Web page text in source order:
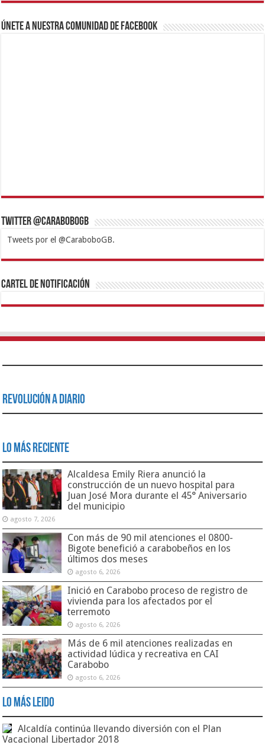
Únete a nuestra comunidad de Facebook
Twitter @CaraboboGB
Tweets por el @CaraboboGB.
1xbetBetturkeyBetistKralbetSupertotobetTipobetMatadorbetMariobet
https://mvbcasino.com/
Cartel de Notificación
Revolución a Diario
Lo Más Reciente
Alcaldesa Emily Riera anunció la
construcción de un nuevo hospital para
Juan José Mora durante el 45° Aniversario
del municipio
agosto 7, 2026
Con más de 90 mil atenciones el 0800-
Bigote benefició a carabobeños en los
últimos dos meses
agosto 6, 2026
Inició en Carabobo proceso de registro de
vivienda para los afectados por el
terremoto
agosto 6, 2026
Más de 6 mil atenciones realizadas en
actividad lúdica y recreativa en CAI
Carabobo
agosto 6, 2026
Lo Más Leido
Alcaldía continúa llevando diversión con el Plan
Vacacional Libertador 2018